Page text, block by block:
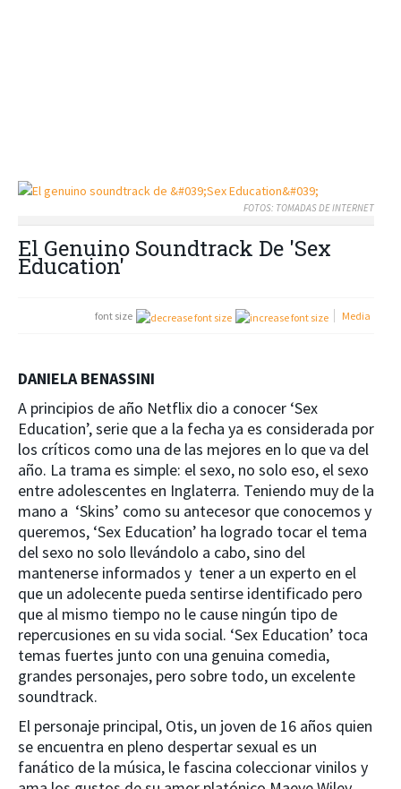
FOTOS: TOMADAS DE INTERNET
El Genuino Soundtrack De 'Sex
Education'
font size Media
DANIELA BENASSINI
A principios de año Netflix dio a conocer ‘Sex
Education’, serie que a la fecha ya es considerada por
los críticos como una de las mejores en lo que va del
año. La trama es simple: el sexo, no solo eso, el sexo
entre adolescentes en Inglaterra. Teniendo muy de la
mano a ‘Skins’ como su antecesor que conocemos y
queremos, ‘Sex Education’ ha logrado tocar el tema
del sexo no solo llevándolo a cabo, sino del
mantenerse informados y tener a un experto en el
que un adolecente pueda sentirse identificado pero
que al mismo tiempo no le cause ningún tipo de
repercusiones en su vida social. ‘Sex Education’ toca
temas fuertes junto con una genuina comedia,
grandes personajes, pero sobre todo, un excelente
soundtrack.
El personaje principal, Otis, un joven de 16 años quien
se encuentra en pleno despertar sexual es un
fanático de la música, le fascina coleccionar vinilos y